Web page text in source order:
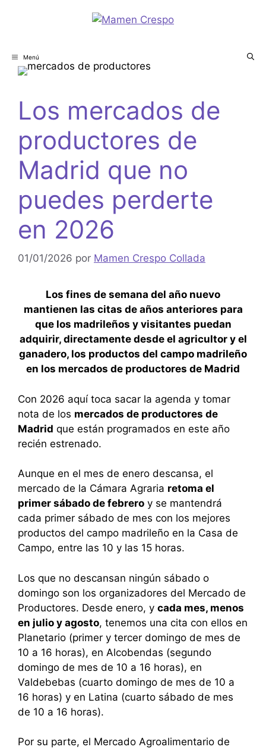
Menú
Los mercados de
productores de
Madrid que no
puedes perderte
en 2026
01/01/2026 por Mamen Crespo Collada
Los fines de semana del año nuevo
mantienen las citas de años anteriores para
que los madrileños y visitantes puedan
adquirir, directamente desde el agricultor y el
ganadero, los productos del campo madrileño
en los mercados de productores de Madrid
Con 2026 aquí toca sacar la agenda y tomar
nota de los mercados de productores de
Madrid que están programados en este año
recién estrenado.
Aunque en el mes de enero descansa, el
mercado de la Cámara Agraria retoma el
primer sábado de febrero y se mantendrá
cada primer sábado de mes con los mejores
productos del campo madrileño en la Casa de
Campo, entre las 10 y las 15 horas.
Los que no descansan ningún sábado o
domingo son los organizadores del Mercado de
Productores. Desde enero, y cada mes, menos
en julio y agosto, tenemos una cita con ellos en
Planetario (primer y tercer domingo de mes de
10 a 16 horas), en Alcobendas (segundo
domingo de mes de 10 a 16 horas), en
Valdebebas (cuarto domingo de mes de 10 a
16 horas) y en Latina (cuarto sábado de mes
de 10 a 16 horas).
Por su parte, el Mercado Agroalimentario de